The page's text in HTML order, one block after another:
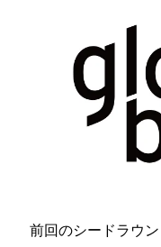
前回のシードラウン